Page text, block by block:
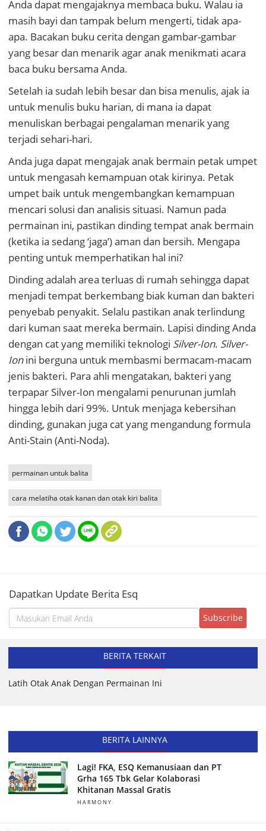
Anda dapat mengajaknya membaca buku. Walau ia
masih bayi dan tampak belum mengerti, tidak apa-
apa. Bacakan buku cerita dengan gambar-gambar
yang besar dan menarik agar anak menikmati acara
baca buku bersama Anda.
Setelah ia sudah lebih besar dan bisa menulis, ajak ia
untuk menulis buku harian, di mana ia dapat
menuliskan berbagai pengalaman menarik yang
terjadi sehari-hari.
Anda juga dapat mengajak anak bermain petak umpet
untuk mengasah kemampuan otak kirinya. Petak
umpet baik untuk mengembangkan kemampuan
mencari solusi dan analisis situasi. Namun pada
permainan ini, pastikan dinding tempat anak bermain
(ketika ia sedang ‘jaga’) aman dan bersih. Mengapa
penting untuk memperhatikan hal ini?
Dinding adalah area terluas di rumah sehingga dapat
menjadi tempat berkembang biak kuman dan bakteri
penyebab penyakit. Selalu pastikan anak terlindung
dari kuman saat mereka bermain. Lapisi dinding Anda
dengan cat yang memiliki teknologi Silver-Ion. Silver-
Ionini berguna untuk membasmi bermacam-macam
jenis bakteri. Para ahli mengatakan, bakteri yang
terpapar Silver-Ion mengalami penurunan jumlah
hingga lebih dari 99%. Untuk menjaga kebersihan
dinding, gunakan juga cat yang mengandung formula
Anti-Stain (Anti-Noda).
permainan untuk balita
cara melatiha otak kanan dan otak kiri balita
Dapatkan Update Berita Esq
BERITA TERKAIT
Latih Otak Anak Dengan Permainan Ini
BERITA LAINNYA
Lagi! FKA, ESQ Kemanusiaan dan PT
Grha 165 Tbk Gelar Kolaborasi
Khitanan Massal Gratis
HARMONY